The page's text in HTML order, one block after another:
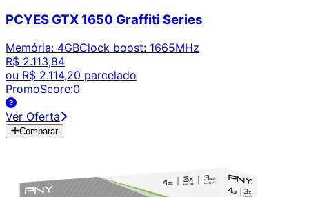
PCYES GTX 1650 Graffiti Series
Memória: 4GBClock boost: 1665MHz
R$ 2.113,84
ou R$ 2.114,20 parcelado
PromoScore:0
Ver Oferta
Comparar